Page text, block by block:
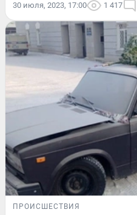
30 июля, 2023, 17:00 1 417
ПРОИСШЕСТВИЯ